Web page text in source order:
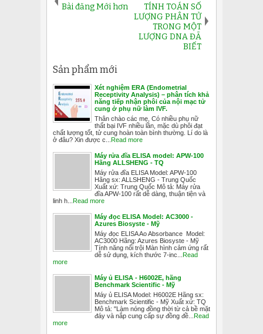
Bài đăng Mới hơn
TÍNH TOÁN SỐ
LƯỢNG PHÂN TỬ
TRONG MỘT
LƯỢNG DNA ĐÃ
BIẾT
Sản phẩm mới
Xét nghiệm ERA (Endometrial
Receptivity Analysis) – phân tích khả
năng tiếp nhận phôi của nội mạc tử
cung ở phụ nữ làm IVF.
Thân chào các mẹ, Có nhiều phụ nữ
thất bại IVF nhiều lần, mặc dù phôi đạt
chất lượng tốt, tử cung hoàn toàn bình thường. Lí do là
ở đâu? Xin được c... Read more
Máy rửa đĩa ELISA model: APW-100
Hãng ALLSHENG - TQ
Máy rửa đĩa ELISA Model: APW-100
Hãng sx: ALLSHENG - Trung Quốc
Xuất xứ: Trung Quốc Mô tả: Máy rửa
đĩa APW-100 rất dễ dàng, thuận tiện và
linh h... Read more
Máy đọc ELISA Model: AC3000 -
Azures Biosyste - Mỹ
Máy đọc ELISA Ao Absorbance Model:
AC3000 Hãng: Azures Biosyste - Mỹ
Tính năng nổi trội Màn hình cảm ứng rất
dễ sử dụng, kích thước 7-inc... Read
more
Máy ủ ELISA - H6002E, hãng
Benchmark Scientific - Mỹ
Máy ủ ELISA Model: H6002E Hãng sx:
Benchmark Scientific - Mỹ Xuất xứ: TQ
Mô tả: "Làm nóng đồng thời từ cả bề mặt
đáy và nắp cung cấp sự đồng đề... Read
more